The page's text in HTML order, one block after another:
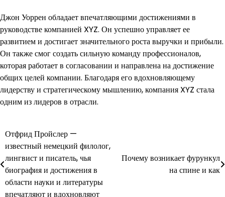
Джон Уоррен обладает впечатляющими достижениями в
руководстве компанией XYZ. Он успешно управляет ее
развитием и достигает значительного роста выручки и прибыли.
Он также смог создать сильную команду профессионалов,
которая работает в согласовании и направлена на достижение
общих целей компании. Благодаря его вдохновляющему
лидерству и стратегическому мышлению, компания XYZ стала
одним из лидеров в отрасли.
Навигация
по
записям
Отфрид Пройслер —
известный немецкий филолог,
лингвист и писатель, чья
биография и достижения в
области науки и литературы
впечатляют и вдохновляют
Почему возникает фурункул
на спине и как